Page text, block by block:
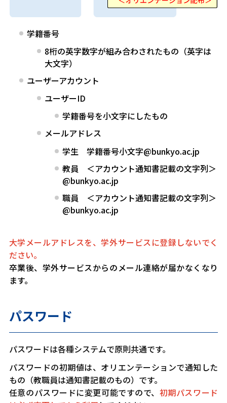
学籍番号
8桁の英字数字が組み合わされたもの（英字は
大文字）
ユーザーアカウント
ユーザーID
学籍番号を小文字にしたもの
メールアドレス
学生 学籍番号小文字@bunkyo.ac.jp
教員 ＜アカウント通知書記載の文字列＞
@bunkyo.ac.jp
職員 ＜アカウント通知書記載の文字列＞
@bunkyo.ac.jp
大学メールアドレスを、学外サービスに登録しないでく
ださい。
卒業後、学外サービスからのメール連絡が届かなくなり
ます。
パスワード
パスワードは各種システムで原則共通です。
パスワードの初期値は、オリエンテーションで通知した
もの（教職員は通知書記載のもの）です。
任意のパスワードに変更可能ですので、 初期パスワード